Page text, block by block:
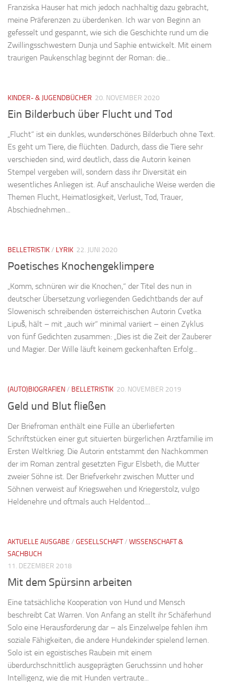
Franziska Hauser hat mich jedoch nachhaltig dazu gebracht,
meine Präferenzen zu überdenken. Ich war von Beginn an
gefesselt und gespannt, wie sich die Geschichte rund um die
Zwillingsschwestern Dunja und Saphie entwickelt. Mit einem
traurigen Paukenschlag beginnt der Roman: die...
KINDER- & JUGENDBÜCHER 20. NOVEMBER 2020
Ein Bilderbuch über Flucht und Tod
„Flucht“ ist ein dunkles, wunderschönes Bilderbuch ohne Text.
Es geht um Tiere, die flüchten. Dadurch, dass die Tiere sehr
verschieden sind, wird deutlich, dass die Autorin keinen
Stempel vergeben will, sondern dass ihr Diversität ein
wesentliches Anliegen ist. Auf anschauliche Weise werden die
Themen Flucht, Heimatlosigkeit, Verlust, Tod, Trauer,
Abschiednehmen...
BELLETRISTIK/ LYRIK 22. JUNI 2020
Poetisches Knochengeklimpere
„Komm, schnüren wir die Knochen,“ der Titel des nun in
deutscher Übersetzung vorliegenden Gedichtbands der auf
Slowenisch schreibenden österreichischen Autorin Cvetka
Lipuš, hält – mit „auch wir“ minimal variiert – einen Zyklus
von fünf Gedichten zusammen: „Dies ist die Zeit der Zauberer
und Magier. Der Wille läuft keinem geckenhaften Erfolg...
(AUTO)BIOGRAFIEN/ BELLETRISTIK 20. NOVEMBER 2019
Geld und Blut fließen
Der Briefroman enthält eine Fülle an überlieferten
Schriftstücken einer gut situierten bürgerlichen Arztfamilie im
Ersten Weltkrieg. Die Autorin entstammt den Nachkommen
der im Roman zentral gesetzten Figur Elsbeth, die Mutter
zweier Söhne ist. Der Briefverkehr zwischen Mutter und
Söhnen verweist auf Kriegswehen und Kriegerstolz, vulgo
Heldenehre und oftmals auch Heldentod....
AKTUELLE AUSGABE / GESELLSCHAFT/ WISSENSCHAFT &
SACHBUCH
11. DEZEMBER 2018
Mit dem Spürsinn arbeiten
Eine tatsächliche Kooperation von Hund und Mensch
beschreibt Cat Warren. Von Anfang an stellt ihr Schäferhund
Solo eine Herausforderung dar – als Einzelwelpe fehlen ihm
soziale Fähigkeiten, die andere Hundekinder spielend lernen.
Solo ist ein egoistisches Raubein mit einem
überdurchschnittlich ausgeprägten Geruchssinn und hoher
Intelligenz, wie die mit Hunden vertraute...